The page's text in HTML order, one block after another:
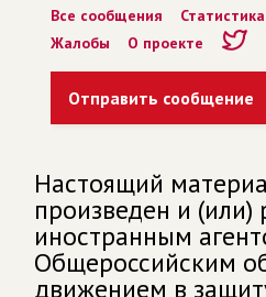
Все сообщения Статистика
Жалобы
О проекте
Отправить сообщение
Настоящий
произведен и (или)
иностранным
Общероссийским
движением в